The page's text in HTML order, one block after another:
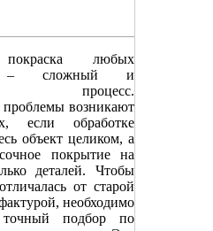
покраска любых
– сложный и
процесс.
возникают
если обработке
объект целиком, а
покрытие на
деталей. Чтобы
от старой
необходимо
точный подбор по